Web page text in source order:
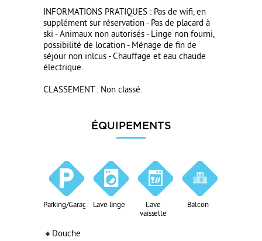
INFORMATIONS PRATIQUES : Pas de wifi, en
supplément sur réservation - Pas de placard à
ski - Animaux non autorisés - Linge non fourni,
possibilité de location - Ménage de fin de
séjour non inlcus - Chauffage et eau chaude
électrique.
CLASSEMENT : Non classé.
ÉQUIPEMENTS
Parking/Garage Lave linge
Lave
vaisselle
Balcon
Douche